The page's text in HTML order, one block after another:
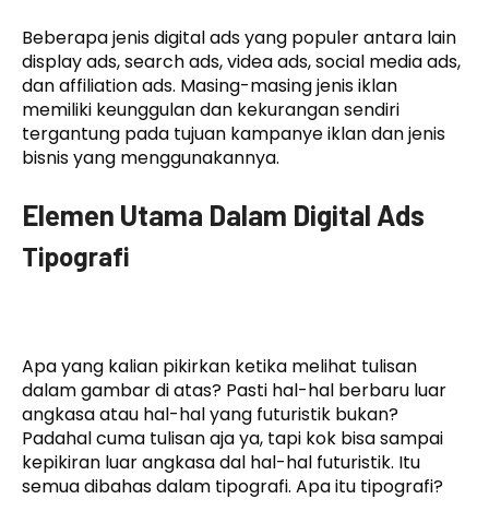
Beberapa jenis digital ads yang populer antara lain
display ads, search ads, videa ads, social media ads,
dan affiliation ads. Masing-masing jenis iklan
memiliki keunggulan dan kekurangan sendiri
tergantung pada tujuan kampanye iklan dan jenis
bisnis yang menggunakannya.
Elemen Utama Dalam Digital Ads
Tipografi
Apa yang kalian pikirkan ketika melihat tulisan
dalam gambar di atas? Pasti hal-hal berbaru luar
angkasa atau hal-hal yang futuristik bukan?
Padahal cuma tulisan aja ya, tapi kok bisa sampai
kepikiran luar angkasa dal hal-hal futuristik. Itu
semua dibahas dalam tipografi. Apa itu tipografi?